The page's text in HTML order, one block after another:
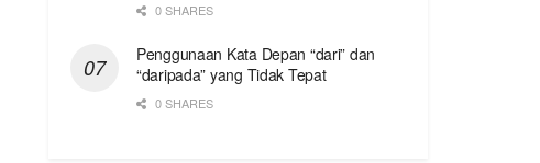
0 SHARES
Penggunaan Kata Depan “dari” dan
“daripada” yang Tidak Tepat
0 SHARES